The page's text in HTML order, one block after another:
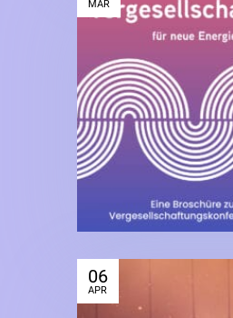
MAR
|
06
APR
|